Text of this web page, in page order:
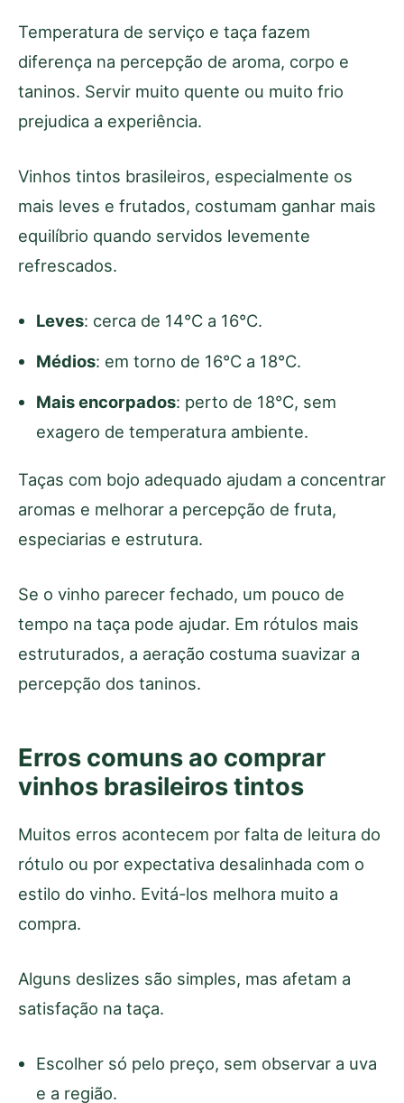
Temperatura de serviço e taça fazem
diferença na percepção de aroma, corpo e
taninos. Servir muito quente ou muito frio
prejudica a experiência.
Vinhos tintos brasileiros, especialmente os
mais leves e frutados, costumam ganhar mais
equilíbrio quando servidos levemente
refrescados.
Leves: cerca de 14°C a 16°C.
Médios: em torno de 16°C a 18°C.
Mais encorpados: perto de 18°C, sem
exagero de temperatura ambiente.
Taças com bojo adequado ajudam a concentrar
aromas e melhorar a percepção de fruta,
especiarias e estrutura.
Se o vinho parecer fechado, um pouco de
tempo na taça pode ajudar. Em rótulos mais
estruturados, a aeração costuma suavizar a
percepção dos taninos.
Erros comuns ao comprar
vinhos brasileiros tintos
Muitos erros acontecem por falta de leitura do
rótulo ou por expectativa desalinhada com o
estilo do vinho. Evitá-los melhora muito a
compra.
Alguns deslizes são simples, mas afetam a
satisfação na taça.
Escolher só pelo preço, sem observar a uva
e a região.